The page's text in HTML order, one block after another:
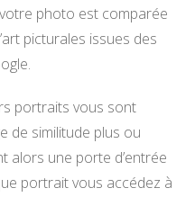
photo est comparée
picturales issues des
portraits vous sont
de similitude plus ou
alors une porte d’entrée
portrait vous accédez à